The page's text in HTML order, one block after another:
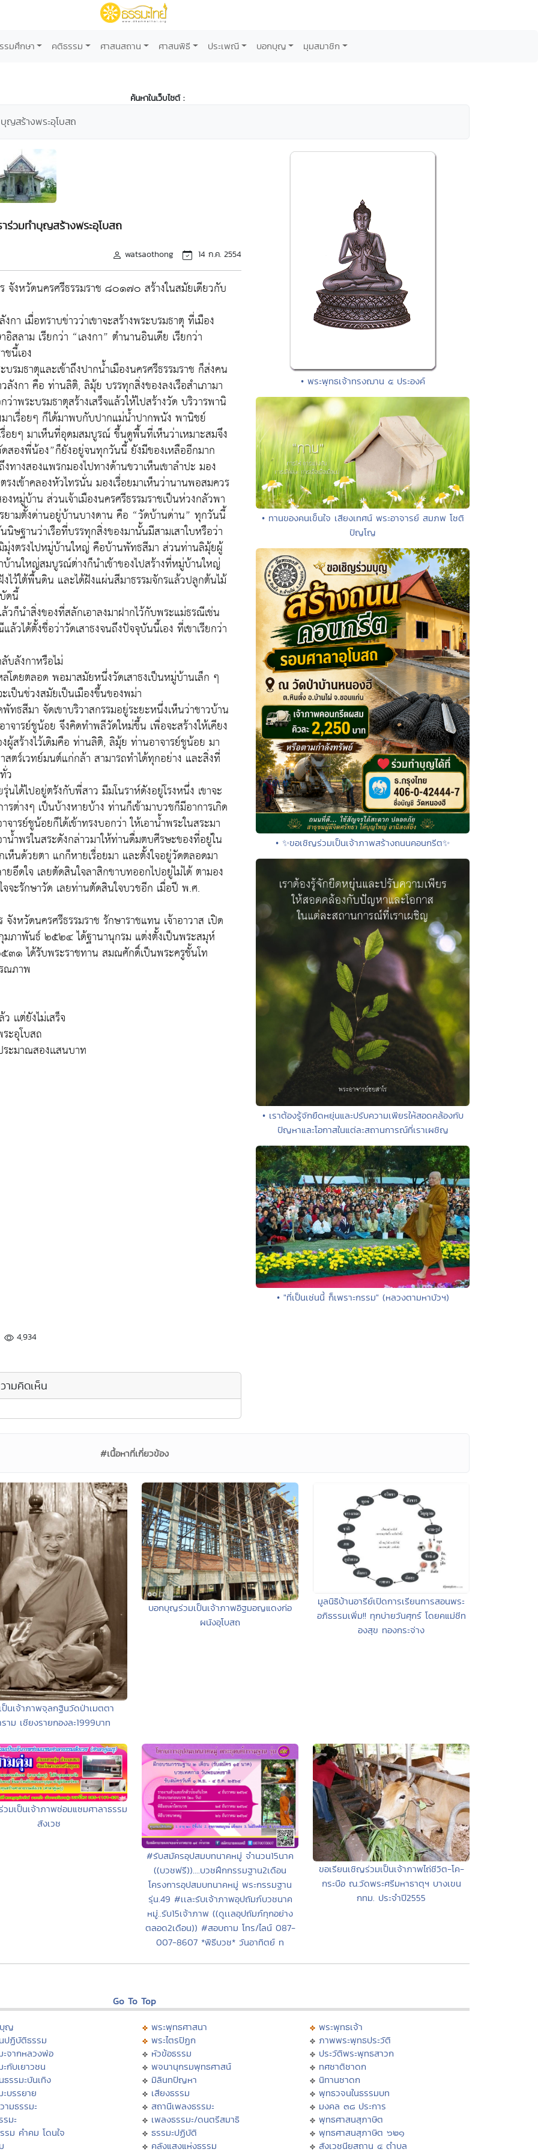
รมศึกษา คติธรรม ศาสนสถาน ศาสนพิธี ประเพณี บอกบุญ มุมสมาชิก
ค้นหาในเว็บไซต์ :
ญสร้างพระอุโบสถ
ร่วมทำบุญสร้างพระอุโบสถ
watsaothong 14 ก.ค. 2554
งหวัดนครศรีธรรมราช ๘๐๑๗๐ สร้างในสมัยเดียวกับ
เมื่อทราบข่าวว่าเขาจะสร้างพระบรมธาตุ ที่เมือง
สลาม เรียกว่า “เลงกา” ตำนานอินเดีย เรียกว่า
นี้เอง
มธาตุและเข้าถึงปากน้ำเมืองนครศรีธรรมราช ก็ส่งคน
ลังกา คือ ท่านลิติ, ลิมุ้ย บรรทุกสิ่งของลงเรือสำเภามา
าพระบรมธาตุสร้างเสร็จแล้วให้ไปสร้างวัด บริวารพานิ
มาเรื่อยๆ ก็ได้มาพบกับปากแม่น้ำปากพนัง พานิชย์
อยๆ มาเห็นที่อุดมสมบูรณ์ ขึ้นดูพื้นที่เห็นว่าเหมาะสมจึง
องพี่น้อง”ก็ยังอยู่จนทุกวันนี้ ยังมีของเหลืออีกมาก
างสองแพรกมองไปทางด้านขวาเห็นเขาลำปะ มอง
รงเข้าคลองหัวไทรนั่น มองเรื่อยมาเห็นว่านานพอสมควร
หมู่บ้าน ส่วนเจ้าเมืองนครศรีธรรมราชเป็นห่วงกลัวพา
ยามตั้งด่านอยู่บ้านบางดาน คือ “วัดบ้านด่าน” ทุกวันนี้
ฐานว่าเรือที่บรรทุกสิ่งของมานั้นมีสามเสาใบหรือว่า
งตรงไปหมู่บ้านใหญ่ คือบ้านพัทธสีมา ส่วนท่านลิมุ้ยผู้
านใหญ่สมบูรณ์ต่างก็นำเข้าของไปสร้างที่หมู่บ้านใหญ่
งไว้ใต้พื้นดิน และได้ฝังแผ่นสีมาธรรมจักรแล้วปลูกต้นไม้
ดนี้
ก็นำสิ่งของที่สลักเอาลงมาฝากไว้กับพระแม่ธรณีเช่น
ได้ตั้งชื่อว่าวัดเสาธงจนถึงปัจจุบันนี้เอง ที่เขาเรียกว่า
บลังกาหรือไม่
โดยตลอด พอมาสมัยหนึ่งวัดเสาธงเป็นหมู่บ้านเล็ก ๆ
เป็นช่วงสมัยเป็นเมืองขึ้นของพม่า
สีมา จัดเขาบริวาสกรรมอยู่ระยะหนึ่งเห็นว่าชาวบ้าน
ารย์ชูน้อย จึงคิดทำพลีวัดใหม่ขึ้น เพื่อจะสร้างให้เคียง
สร้างไว้เดิมคือ ท่านลิติ, ลิมุ้ย ท่านอาจารย์ชูน้อย มา
ร์เวทย์มนต์แก่กล้า สามารถทำได้ทุกอย่าง และสิ่งที่
ว
ด้ไปอยู่ตรังกับพี่สาว มีมโนราห์ดังอยู่โรงหนึ่ง เขาจะ
ต่างๆ เป็นบ้างหายบ้าง ท่านก็เข้ามาบวชก็มีอาการเกิด
ย์ชูน้อยก็ได้เข้าทรงบอกว่า ให้เอาน้ำพระในสระมา
ำพรในสระดังกล่าวมาให้ท่านดื่มตบศีรษะของที่อยู่ใน
ด้วยตา แกก็หายเรื่อยมา และตั้งใจอยู่วัดตลอดมา
ดใจ เลยตัดสินใจลาสิกขาบทออกไปอยู่ไม่ได้ ตามอง
จะรักษาวัด เลยท่านตัดสินใจบวชอีก เมื่อปี พ.ศ.
งหวัดนครศรีธรรมราช รักษาราชแทน เจ้าอาวาส เปิด
ภาพันธ์ ๒๕๒๔ ได้ฐานานุกรม แต่งตั้งเป็นพระสมุห์
ได้รับพระราชทาน สมณศักดิ์เป็นพระครูชั้นโท
ณภาพ
เเต่ยังไม่เสร็จ
ะอุโบสถ
ะมาณสองเเสนบาท
4,934
ามคิดเห็น
• พระพุทธเจ้าทรงฌาน ๕ ประองค์
• ทานของคนเข็นใจ เสียงเทศน์ พระอาจารย์ สมภพ โชติ
ปัญโญ
• ✨ขอเชิญร่วมเป็นเจ้าภาพสร้างถนนคอนกรีต✨
• เราต้องรู้จักยืดหยุ่นและปรับความเพียรให้สอดคล้องกับ
ปัญหาและโอกาสในแต่ละสถานการณ์ที่เราเผชิญ
• "ที่เป็นเช่นนี้ ก็เพราะกรรม" (หลวงตามหาบัวฯ)
#เนื้อหาที่เกี่ยวข้อง
ป็นเจ้าภาพจุลกฐินวัดป่าเมตตา
าม เชียงรายกองละ1999บาท
บอกบุญร่วมเป็นเจ้าภาพอิฐมอญแดงก่อ
ผนังอุโบสถ
มูลนิธิบ้านอารีย์เปิดการเรียนการสอนพระ
อภิธรรมเพิ่ม!! ทุกบ่ายวันศุกร์ โดยคแม่ชีท
องสุข ทองกระจ่าง
มเป็นเจ้าภาพซ่อมแซมศาลาธรรม
สังเวช
#รับสมัครอุปสมบทนาคหมู่ จำนวน15นาค
((บวชฟรี))....บวชฝึกกรรมฐาน2เดือน
โครงการอุปสมบทนาคหมู่ พระกรรมฐาน
รุ่น.49 #เเละรับเจ้าภาพอุปถัมภ์บวชนาค
หมู่..รับ15เจ้าภาพ ((ดูเเลอุปถัมภ์ทุกอย่าง
ตลอด2เดือน)) #สอบถาม โทร/ไลน์ 087-
007-8607 *พิธีบวช* วันอาทิตย์ ท
ขอเรียนเชิญร่วมเป็นเจ้าภาพไถ่ชีวิต-โค-
กระบือ ณ.วัดพระศรีมหาธาตุฯ บางเขน
กทม. ประจำปี2555
Go To Top
ญ
ปฏิบัติธรรม
ะจากหลวงพ่อ
ะกับเยาวชน
ธรรมะบันเทิง
ะบรรยาย
ามธรรมะ
รมะ
รม คำคม โดนใจ
พระพุทธศาสนา
พระไตรปิฏก
หัวข้อธรรม
พจนานุกรมพุทธศาสน์
มิลินทปัญหา
เสียงธรรม
สถานีเพลงธรรมะ
เพลงธรรมะ/ดนตรีสมาธิ
ธรรมะปฏิบัติ
คลังแสงแห่งธรรม
พระพุทธเจ้า
ภาพพระพุทธประวัติ
ประวัติพระพุทธสาวก
ทศชาติชาดก
นิทานชาดก
พุทธวจนในธรรมบท
มงคล ๓๘ ประการ
พุทธศาสนสุภาษิต
พุทธศาสนสุภาษิต ๖๒๑
สังเวชนียสถาน ๔ ตำบล